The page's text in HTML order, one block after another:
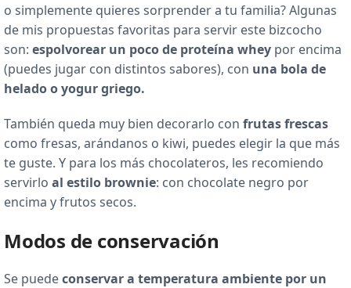
o simplemente quieres sorprender a tu familia? Algunas
de mis propuestas favoritas para servir este bizcocho
son: espolvorear un poco de proteína whey por encima
(puedes jugar con distintos sabores), con una bola de
helado o yogur griego.
También queda muy bien decorarlo con frutas frescas
como fresas, arándanos o kiwi, puedes elegir la que más
te guste. Y para los más chocolateros, les recomiendo
servirlo al estilo brownie: con chocolate negro por
encima y frutos secos.
Modos de conservación
Se puedeconservar a temperatura ambiente por un